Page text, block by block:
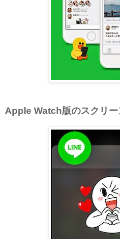
Apple Watch版のスクリー